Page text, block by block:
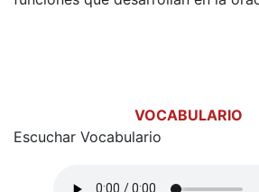
VOCABULARIO
Escuchar Vocabulario